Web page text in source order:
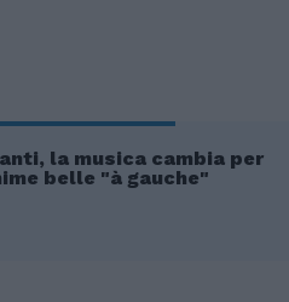
la musica cambia per
belle "à gauche"